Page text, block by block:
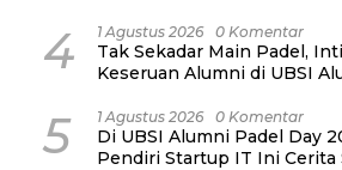
4 1 Agustus 2026 0 Komentar
Tak Sekadar Main Padel,
Keseruan Alumni di UBSI
5 1 Agustus 2026 0 Komentar
Di UBSI Alumni Padel Day
Pendiri Startup IT Ini Cerita